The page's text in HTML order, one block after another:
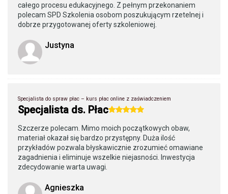
całego procesu edukacyjnego. Z pełnym przekonaniem
polecam SPD Szkolenia osobom poszukującym rzetelnej i
dobrze przygotowanej oferty szkoleniowej.
Justyna
Specjalista do spraw płac – kurs płac online z zaświadczeniem
Specjalista ds. Płac
Szczerze polecam. Mimo moich początkowych obaw,
materiał okazał się bardzo przystępny. Duża ilość
przykładów pozwala błyskawicznie zrozumieć omawiane
zagadnienia i eliminuje wszelkie niejasności. Inwestycja
zdecydowanie warta uwagi.
Agnieszka